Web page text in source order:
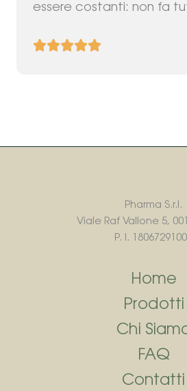
essere costanti: non fa
Pharma S.r.l.
Viale Raf Vallone 5,
P. I.
Home
Prodotti
Chi
FAQ
Contatti